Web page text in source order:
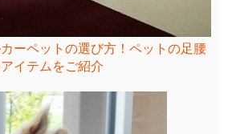
ーペットの選び方！ペットの足腰
イテムをご紹介